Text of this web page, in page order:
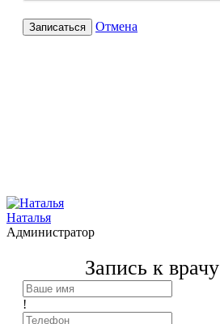
Записаться Отмена
Наталья
Администратор
Запись к врачу
!